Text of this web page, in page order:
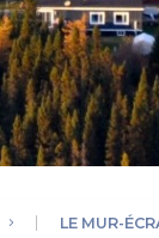
LE MUR-